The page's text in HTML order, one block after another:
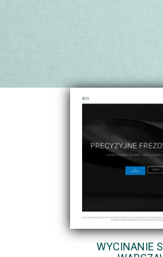
WYCINANIE